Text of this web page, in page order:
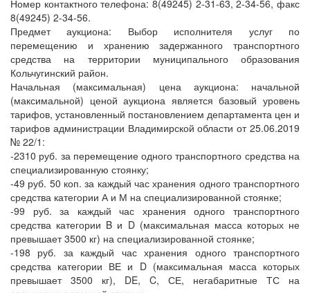
Номер контактного телефона: 8(49245) 2-31-63, 2-34-56, факс
8(49245) 2-34-56.
Предмет аукциона: Выбор исполнителя услуг по
перемещению и хранению задержанного транспортного
средства на территории муниципального образования
Кольчугинский район.
Начальная (максимальная) цена аукциона: начальной
(максимальной) ценой аукциона является базовый уровень
тарифов, установленный постановлением департамента цен и
тарифов администрации Владимирской области от 25.06.2019
№ 22/1:
-2310 руб. за перемещение одного транспортного средства на
специализированную стоянку;
-49 руб. 50 коп. за каждый час хранения одного транспортного
средства категории А и М на специализированной стоянке;
-99 руб. за каждый час хранения одного транспортного
средства категории B и D (максимальная масса которых не
превышает 3500 кг) на специализированной стоянке;
-198 руб. за каждый час хранения одного транспортного
средства категории ВЕ и D (максимальная масса которых
превышает 3500 кг), DE, C, СЕ, негабаритные ТС на